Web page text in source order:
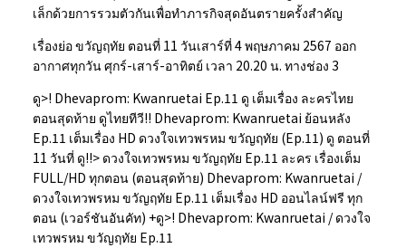
เล็กด้วยการรวมตัวกันเพื่อทำภารกิจสุดอันตรายครั้งสำคัญ
เรื่องย่อ ขวัญฤทัย ตอนที่ 11 วันเสาร์ที่ 4 พฤษภาคม 2567 ออก
อากาศทุกวัน ศุกร์-เสาร์-อาทิตย์ เวลา 20.20 น. ทางช่อง 3
ดู>! Dhevaprom: Kwanruetai Ep.11 ดู เต็มเรื่อง ละครไทย
ตอนสุดท้าย ดูไทยทีวี!! Dhevaprom: Kwanruetai ย้อนหลัง
Ep.11 เต็มเรื่อง HD ดวงใจเทวพรหม ขวัญฤทัย (Ep.11) ดู ตอนที่
11 วันที่ ดู!!> ดวงใจเทวพรหม ขวัญฤทัย Ep.11 ละคร เรื่องเต็ม
FULL/HD ทุกตอน (ตอนสุดท้าย) Dhevaprom: Kwanruetai /
ดวงใจเทวพรหม ขวัญฤทัย Ep.11 เต็มเรื่อง HD ออนไลน์ฟรี ทุก
ตอน (เวอร์ชันอันคัท) +ดู>! Dhevaprom: Kwanruetai / ดวงใจ
เทวพรหม ขวัญฤทัย Ep.11